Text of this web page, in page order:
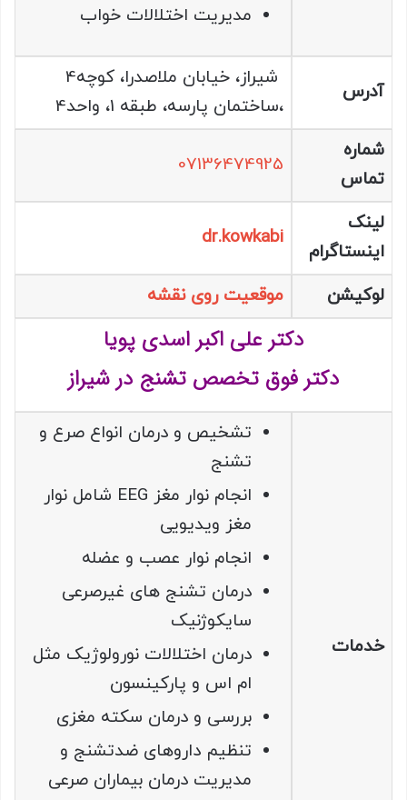
مدیریت اختلالات خواب
آدرس
شیراز، خیابان ملاصدرا، کوچه4
،ساختمان پارسه، طبقه 1، واحد4
شماره
تماس
07136474925
لینک
اینستاگرام
dr.kowkabi
لوکیشن موقعیت روی نقشه
دکتر علی اکبر اسدی پویا
دکتر فوق تخصص تشنج در شیراز
خدمات
تشخیص و درمان انواع صرع و
تشنج
انجام نوار مغز EEG شامل نوار
مغز ویدیویی
انجام نوار عصب و عضله
درمان تشنج های غیرصرعی
سایکوژنیک
درمان اختلالات نورولوژیک مثل
ام اس و پارکینسون
بررسی و درمان سکته مغزی
تنظیم داروهای ضدتشنج و
مدیریت درمان بیماران صرعی